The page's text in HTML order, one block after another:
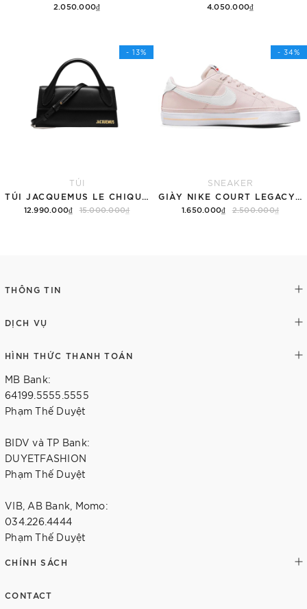
2.050.000₫ 4.050.000₫
- 13%
TÚI
12.990.000₫ 15.000.000₫
- 34%
SNEAKER
1.650.000₫ 2.500.000₫
THÔNG TIN
DỊCH VỤ
HÌNH THỨC THANH TOÁN
MB Bank:
64199.5555.5555
Phạm Thế Duyệt
BIDV và TP Bank:
DUYETFASHION
Phạm Thế Duyệt
VIB, AB Bank, Momo:
034.226.4444
Phạm Thế Duyệt
CHÍNH SÁCH
CONTACT